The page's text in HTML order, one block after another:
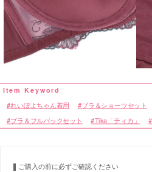
れいぽよちゃん着用 ブラ＆ショーツセット
ブラ＆フルバックセット Tika「ティカ」
ご購入の前に必ずご確認ください